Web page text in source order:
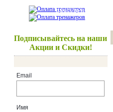
Красота и здоровье
Подписывайтесь на наши
Акции и Скидки!
Email
Имя